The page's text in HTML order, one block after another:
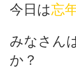
今日は忘
みなさん
か？